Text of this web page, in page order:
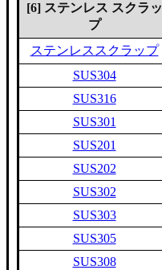
[6] ステンレス スクラッ
プ
ステンレススクラップ
SUS304
SUS316
SUS301
SUS201
SUS202
SUS302
SUS303
SUS305
SUS308